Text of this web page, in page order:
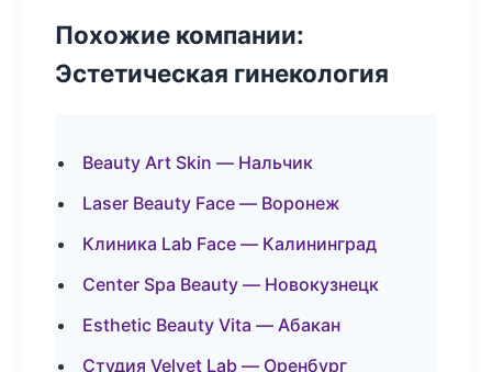
Похожие компании:
Эстетическая гинекология
Beauty Art Skin — Нальчик
Laser Beauty Face — Воронеж
Клиника Lab Face — Калининград
Center Spa Beauty — Новокузнецк
Esthetic Beauty Vita — Абакан
Студия Velvet Lab — Оренбург